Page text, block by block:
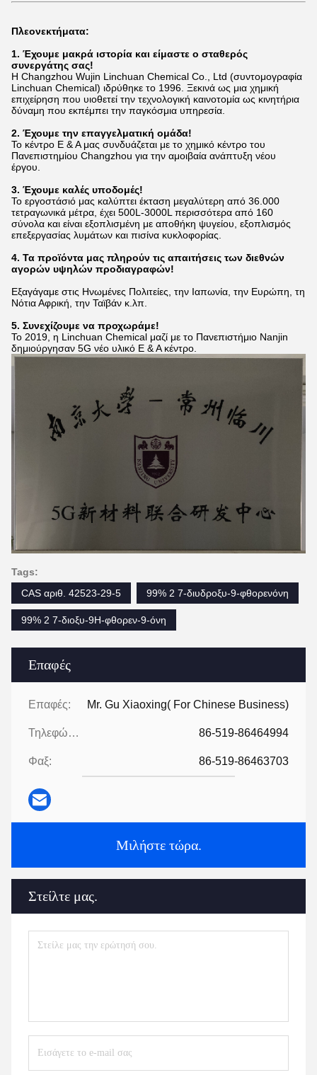
Επαφές
Επαφές: Mr. Gu Xiaoxing( For Chinese Business)
Τηλεφώνημα: 86-519-86464994
Φαξ: 86-519-86463703
Μιλήστε τώρα.
Στείλτε μας.
Πλεονεκτήματα:
1. Έχουμε μακρά ιστορία και είμαστε ο σταθερός
συνεργάτης σας!
Η Changzhou Wujin Linchuan Chemical Co., Ltd (συντομογραφία
Linchuan Chemical) ιδρύθηκε το 1996. Ξεκινά ως μια χημική
επιχείρηση που υιοθετεί την τεχνολογική καινοτομία ως κινητήρια
δύναμη που εκπέμπει την παγκόσμια υπηρεσία.
2. Έχουμε την επαγγελματική ομάδα!
Το κέντρο Ε & Α μας συνδυάζεται με το χημικό κέντρο του
Πανεπιστημίου Changzhou για την αμοιβαία ανάπτυξη νέου
έργου.
3. Έχουμε καλές υποδομές!
Το εργοστάσιό μας καλύπτει έκταση μεγαλύτερη από 36.000
τετραγωνικά μέτρα, έχει 500L-3000L περισσότερα από 160
σύνολα και είναι εξοπλισμένη με αποθήκη ψυγείου, εξοπλισμός
επεξεργασίας λυμάτων και πισίνα κυκλοφορίας.
4. Τα προϊόντα μας πληρούν τις απαιτήσεις των διεθνών
αγορών υψηλών προδιαγραφών!
Εξαγάγαμε στις Ηνωμένες Πολιτείες, την Ιαπωνία, την Ευρώπη, τη
Νότια Αφρική, την Ταϊβάν κ.λπ.
5. Συνεχίζουμε να προχωράμε!
Το 2019, η Linchuan Chemical μαζί με το Πανεπιστήμιο Nanjin
δημιούργησαν 5G νέο υλικό Ε & Α κέντρο.
Tags:
CAS αριθ. 42523-29-5
99% 2 7-διυδροξυ-9-φθορενόνη
99% 2 7-διοξυ-9Η-φθορεν-9-όνη